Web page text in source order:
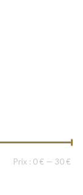
Prix : 0 € — 30 €